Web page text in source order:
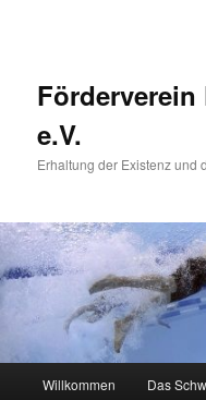
Förderverein
e.V.
Erhaltung der Existenz und
Willkommen Das